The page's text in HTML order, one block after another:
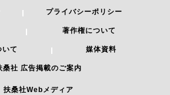
プライバシーポリシー
著作権について
て 媒体資料
桑社 広告掲載のご案内
扶桑社Webメディア